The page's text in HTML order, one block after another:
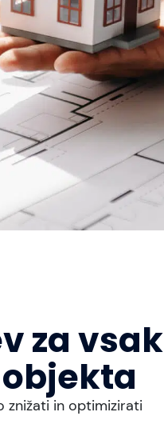
za vsak
znižati in optimizirati